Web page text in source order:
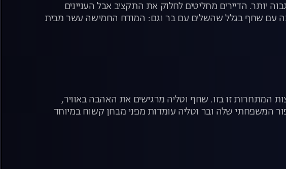
הדיירים מחליטים לחלוק את התקציב אבל העניינים
עם שחף בגלל שהשלים עם בר וגם: המודח החמישה עשר מבית
המתחרות זו בזו. שחף וטליה מרגישים את האהבה באוויר,
המשפחתי שלה ובר וטליה עומדות מפני מבחן קשוח במיוחד